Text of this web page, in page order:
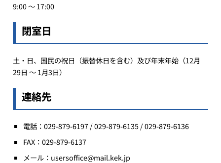
9:00 〜 17:00
閉室日
土・日、国民の祝日（振替休日を含む）及び年末年始（12月
29日 ～ 1月3日）
連絡先
電話：029-879-6197 / 029-879-6135 / 029-879-6136
FAX：029-879-6137
メール：usersoffice@mail.kek.jp